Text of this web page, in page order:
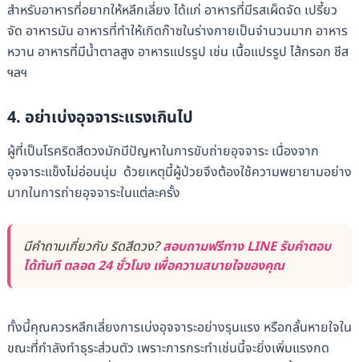
สำหรับอาหารที่อยากให้หลีกเลี่ยง ได้แก่ อาหารที่มีรสเผ็ดจัด เปรี้ยว
จัด อาหารมัน อาหารที่ทำให้เกิดก๊าซในร่างกายเป็นจำนวนมาก อาหาร
หวาน อาหารที่มีน้ำตาลสูง อาหารแปรรูป เช่น เนื้อแปรรูป ไส้กรอก ชีส
ฯลฯ
4. อย่าเบ่งอุจจาระแรงเกินไป
ผู้ที่เป็นโรคริดสีดวงมักมีปัญหาในการขับถ่ายอุจจาระ เนื่องจาก
อุจจาระแข็งไม่อ่อนนุ่ม ด้วยเหตุนี้ผู้ป่วยจึงต้องใช้ความพยายามอย่าง
มากในการถ่ายอุจจาระในแต่ละครั้ง
มีคำถามเกี่ยวกับ ริดสีดวง?สอบถามฟรีทาง LINE รับคำตอบ
ได้ทันที ตลอด 24 ชั่วโมง เพื่อความสบายใจของคุณ
ทั้งนี้คุณควรหลีกเลี่ยงการเบ่งอุจจาระอย่างรุนแรง หรือกลั้นหายใจใน
ขณะที่กำลังทำธุระส่วนตัว เพราะการกระทำเช่นนี้จะยิ่งเพิ่มแรงกด